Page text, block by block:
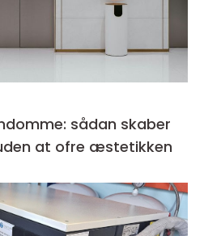
sådan skaber
at ofre æstetikken